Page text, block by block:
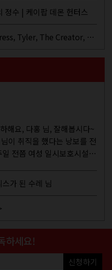
틀렉을 합쳐 3만 번 이상은
싶다. 이토록...
정수 | 케이팝 데몬 헌터스
MUSIC | Little Black Dress, Tyler, The Creator, Essie Jain
해요, 다홍 님, 잘해봅시다~
이 취직을 했다는 낭보를 전
전쯤 여성 일시보호시설에
마지막이에요, 이렇게 인사
던...
가 된 수레 님
하세요!
신청하기